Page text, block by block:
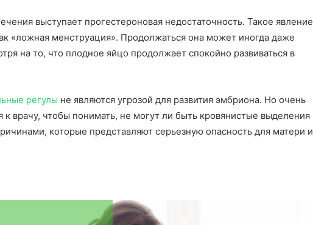
выступает прогестероновая недостаточность. Такое явление
«ложная менструация». Продолжаться она может иногда даже
на то, что плодное яйцо продолжает спокойно развиваться в
регулы не являются угрозой для развития эмбриона. Но очень
к врачу, чтобы понимать, не могут ли быть кровянистые выделения
которые представляют серьезную опасность для матери и